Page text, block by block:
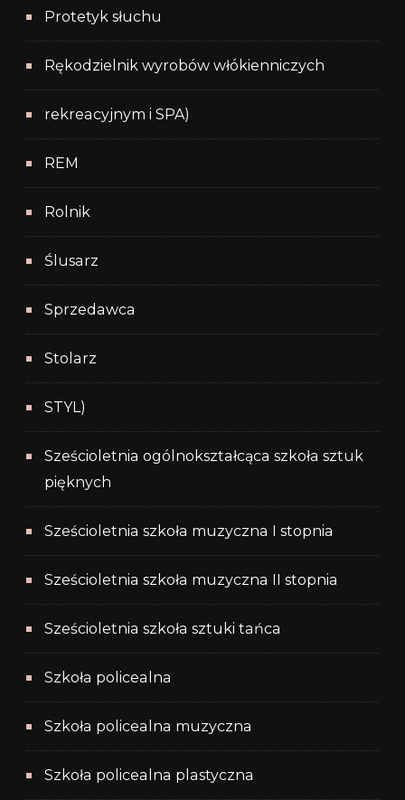
Protetyk słuchu
Rękodzielnik wyrobów włókienniczych
rekreacyjnym i SPA)
REM
Rolnik
Ślusarz
Sprzedawca
Stolarz
STYL)
Sześcioletnia ogólnokształcąca szkoła sztuk
pięknych
Sześcioletnia szkoła muzyczna I stopnia
Sześcioletnia szkoła muzyczna II stopnia
Sześcioletnia szkoła sztuki tańca
Szkoła policealna
Szkoła policealna muzyczna
Szkoła policealna plastyczna